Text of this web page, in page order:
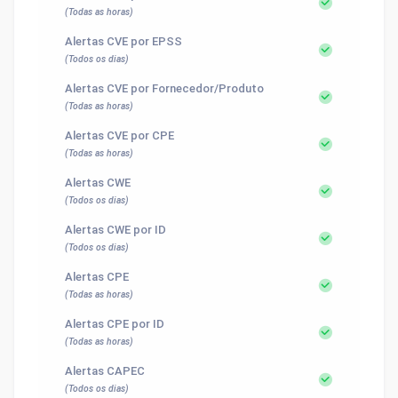
(Todas as horas)
Alertas CVE por EPSS
(Todos os dias)
Alertas CVE por Fornecedor/Produto
(Todas as horas)
Alertas CVE por CPE
(Todas as horas)
Alertas CWE
(Todos os dias)
Alertas CWE por ID
(Todos os dias)
Alertas CPE
(Todas as horas)
Alertas CPE por ID
(Todas as horas)
Alertas CAPEC
(Todos os dias)